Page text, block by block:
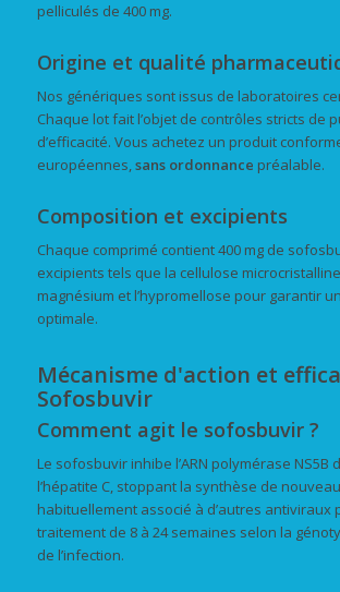
pelliculés de 400 mg.
Origine et qualité
Nos génériques sont issus de laboratoires
Chaque lot fait l’objet de contrôles stricts de
d’efficacité. Vous achetez un produit
européennes,sans ordonnance préalable.
Composition et excipients
Chaque comprimé contient 400 mg de
excipients tels que la cellulose
magnésium et l’hypromellose pour garantir
optimale.
Mécanisme d'action et
Sofosbuvir
Comment agit le sofosbuvir ?
Le sofosbuvir inhibe l’ARN polymérase NS5B
l’hépatite C, stoppant la synthèse de
habituellement associé à d’autres antiviraux
traitement de 8 à 24 semaines selon la
de l’infection.